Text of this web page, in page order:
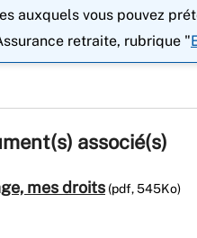
auxquels vous pouvez
retraite, rubrique "
associé(s)
mes droits (pdf, 545Ko)